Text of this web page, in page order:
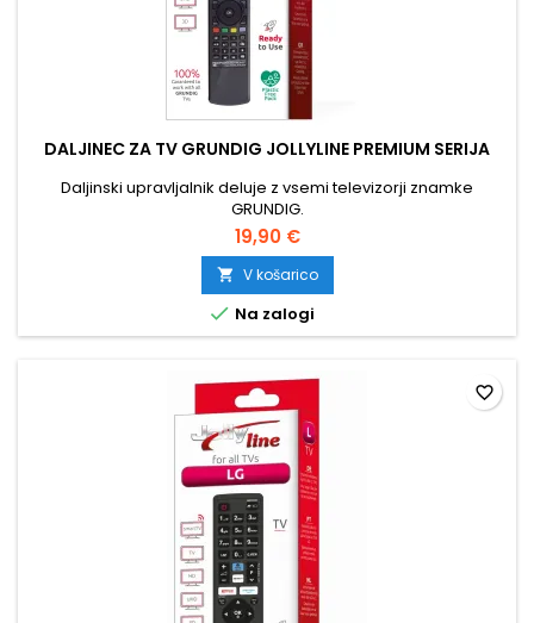
DALJINEC ZA TV GRUNDIG JOLLYLINE PREMIUM SERIJA
Daljinski upravljalnik deluje z vsemi televizorji znamke
GRUNDIG.
19,90 €
 V košarico
 Na zalogi
favorite_border